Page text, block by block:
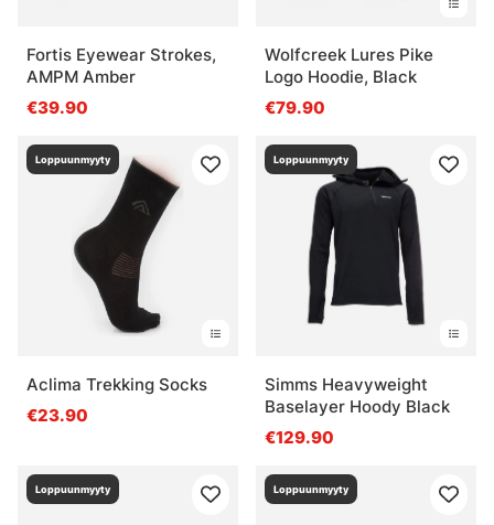
Fortis Eyewear Strokes,
AMPM Amber
€39.90
Wolfcreek Lures Pike
Logo Hoodie, Black
€79.90
Loppuunmyyty
Aclima Trekking Socks
€23.90
Loppuunmyyty
Simms Heavyweight
Baselayer Hoody Black
€129.90
Loppuunmyyty Loppuunmyyty